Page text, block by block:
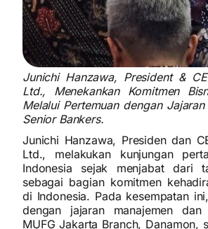
Junichi Hanzawa, President &
Ltd., Menekankan Komitmen
Melalui Pertemuan dengan
Senior Bankers.
Junichi Hanzawa, Presiden dan
Ltd., melakukan kunjungan
Indonesia sejak menjabat dari
sebagai bagian komitmen
di Indonesia. Pada kesempatan
dengan jajaran manajemen
MUFG Jakarta Branch, Danamon,